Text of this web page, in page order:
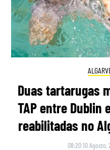
Duas tartarugas
TAP entre Dublin
reabilitadas no
08:20 10 Agosto,